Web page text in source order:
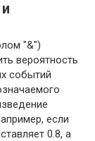
"&")
вероятность
событий
если
0.8, а